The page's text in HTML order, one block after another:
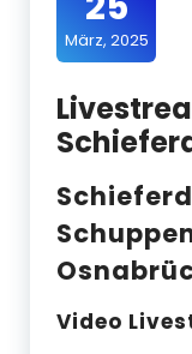
März, 2025
Video